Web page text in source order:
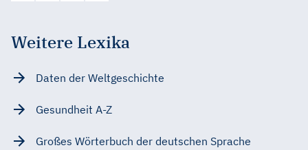
Weitere Lexika
Daten der Weltgeschichte
Gesundheit A-Z
Großes Wörterbuch der deutschen Sprache